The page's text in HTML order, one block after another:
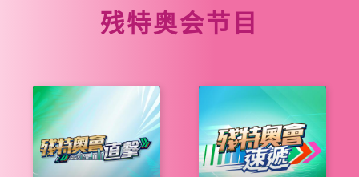
残特奥会节目